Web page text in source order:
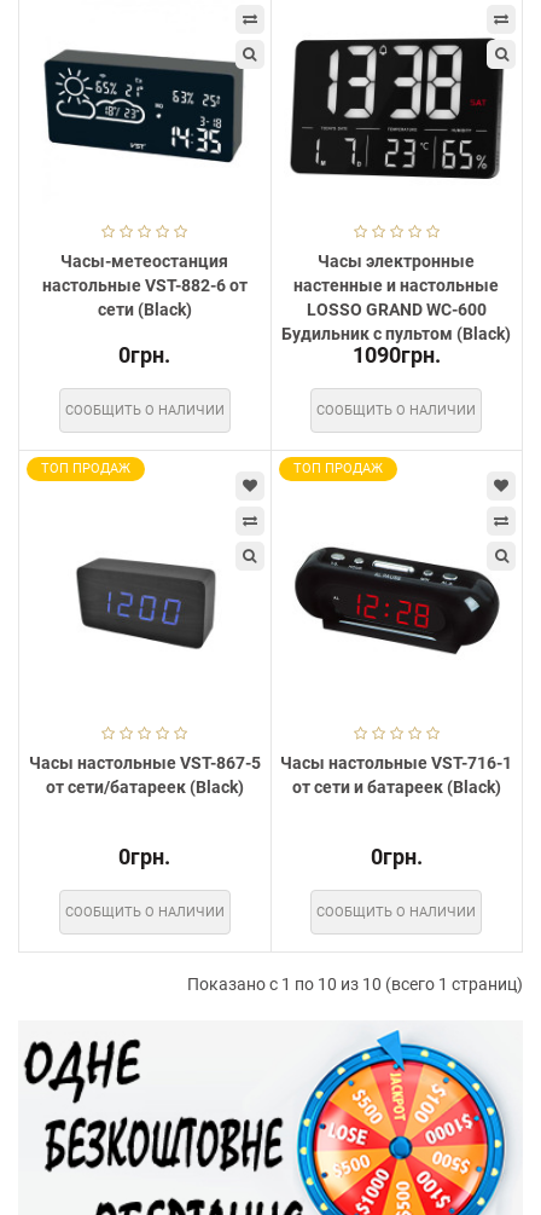
Часы-метеостанция
настольные VST-882-6 от
сети (Black)
0грн.
СООБЩИТЬ О НАЛИЧИИ
Часы электронные
настенные и настольные
LOSSO GRAND WC-600
Будильник с пультом (Black)
1090грн.
СООБЩИТЬ О НАЛИЧИИ
ТОП ПРОДАЖ
Часы настольные VST-867-5
от сети/батареек (Black)
0грн.
СООБЩИТЬ О НАЛИЧИИ
ТОП ПРОДАЖ
Часы настольные VST-716-1
от сети и батареек (Black)
0грн.
СООБЩИТЬ О НАЛИЧИИ
Показано с 1 по 10 из 10 (всего 1 страниц)